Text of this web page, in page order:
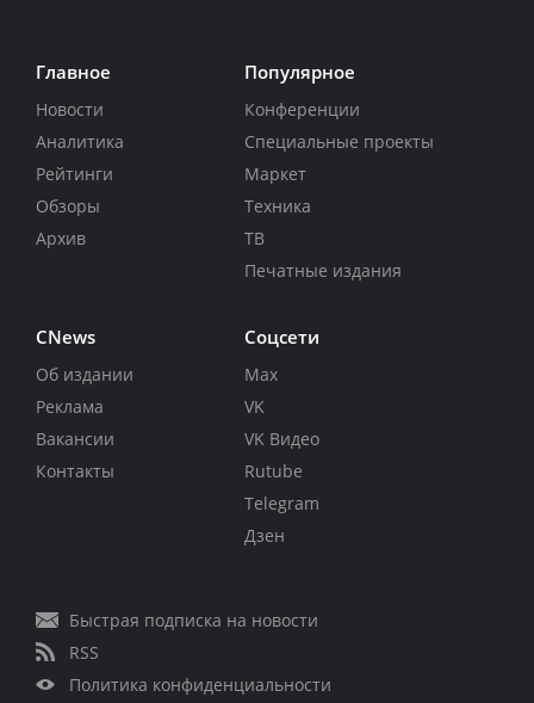
Главное
Новости
Аналитика
Рейтинги
Обзоры
Архив
Популярное
Конференции
Специальные проекты
Маркет
Техника
ТВ
Печатные издания
CNews
Об издании
Реклама
Вакансии
Контакты
Соцсети
Max
VK
VK Видео
Rutube
Telegram
Дзен
Быстрая подписка на новости
RSS
Политика конфиденциальности